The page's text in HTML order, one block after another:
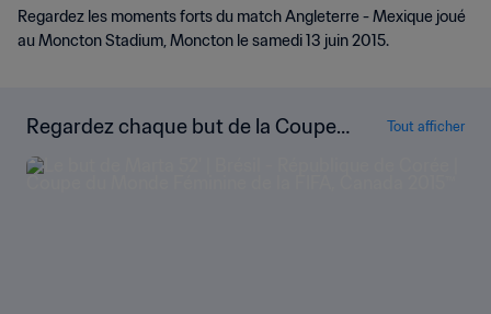
Regardez les moments forts du match Angleterre - Mexique joué
au Moncton Stadium, Moncton le samedi 13 juin 2015.
Regardez chaque but de la Coupe
du Monde Féminine de la FIFA, Can
ada 2015™
Tout afficher